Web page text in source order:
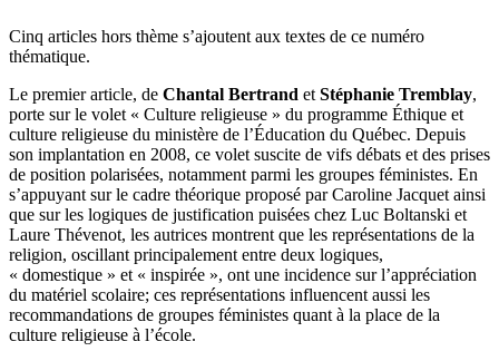
Cinq articles hors thème s’ajoutent aux textes de ce numéro
thématique.
Le premier article, de Chantal Bertrand et Stéphanie Tremblay,
porte sur le volet « Culture religieuse » du programme Éthique et
culture religieuse du ministère de l’Éducation du Québec. Depuis
son implantation en 2008, ce volet suscite de vifs débats et des prises
de position polarisées, notamment parmi les groupes féministes. En
s’appuyant sur le cadre théorique proposé par Caroline Jacquet ainsi
que sur les logiques de justification puisées chez Luc Boltanski et
Laure Thévenot, les autrices montrent que les représentations de la
religion, oscillant principalement entre deux logiques,
« domestique » et « inspirée », ont une incidence sur l’appréciation
du matériel scolaire; ces représentations influencent aussi les
recommandations de groupes féministes quant à la place de la
culture religieuse à l’école.